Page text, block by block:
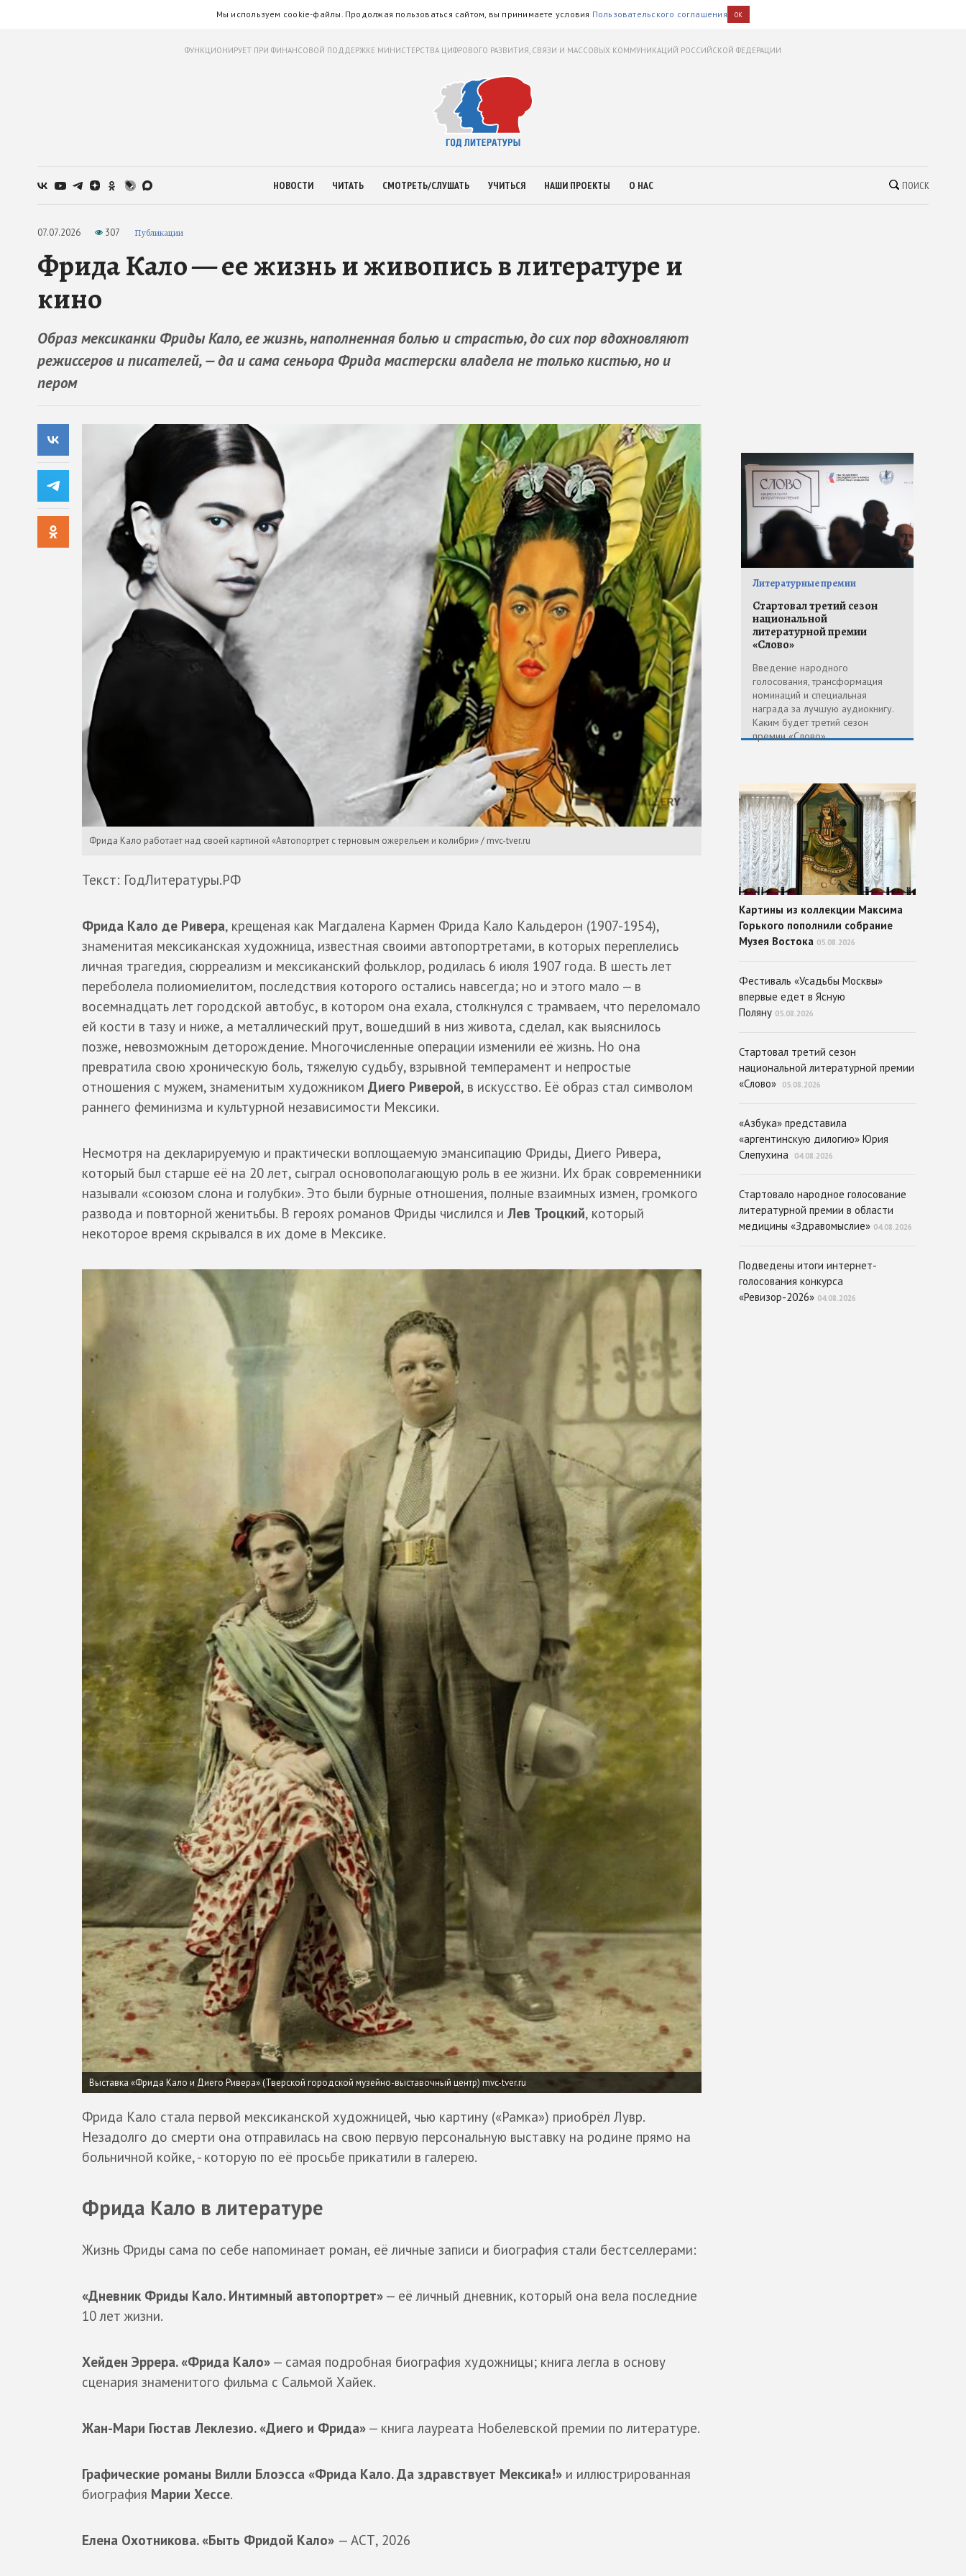
Мы используем cookie-файлы. Продолжая пользоваться сайтом, вы принимаете условия Пользовательского соглашения OK
ФУНКЦИОНИРУЕТ ПРИ ФИНАНСОВОЙ ПОДДЕРЖКЕ МИНИСТЕРСТВА ЦИФРОВОГО РАЗВИТИЯ, СВЯЗИ И МАССОВЫХ КОММУНИКАЦИЙ РОССИЙСКОЙ ФЕДЕРАЦИИ
НОВОСТИ ЧИТАТЬ СМОТРЕТЬ/СЛУШАТЬ УЧИТЬСЯ НАШИ ПРОЕКТЫ О НАС ПОИСК
07.07.2026 307 Публикации
Фрида Кало — ее жизнь и живопись в литературе и
кино
Образ мексиканки Фриды Кало, ее жизнь, наполненная болью и страстью, до сих пор вдохновляют
режиссеров и писателей, — да и сама сеньора Фрида мастерски владела не только кистью, но и
пером
Фрида Кало работает над своей картиной «Автопортрет с терновым ожерельем и колибри» / mvc-tver.ru
Текст: ГодЛитературы.РФ
Фрида Кало де Ривера, крещеная как Магдалена Кармен Фрида Кало Кальдерон (1907-1954),
знаменитая мексиканская художница, известная своими автопортретами, в которых переплелись
личная трагедия, сюрреализм и мексиканский фольклор, родилась 6 июля 1907 года. В шесть лет
переболела полиомиелитом, последствия которого остались навсегда; но и этого мало — в
восемнадцать лет городской автобус, в котором она ехала, столкнулся с трамваем, что переломало
ей кости в тазу и ниже, а металлический прут, вошедший в низ живота, сделал, как выяснилось
позже, невозможным деторождение. Многочисленные операции изменили её жизнь. Но она
превратила свою хроническую боль, тяжелую судьбу, взрывной темперамент и непростые
отношения с мужем, знаменитым художником Диего Риверой, в искусство. Её образ стал символом
раннего феминизма и культурной независимости Мексики.
Несмотря на декларируемую и практически воплощаемую эмансипацию Фриды, Диего Ривера,
который был старше её на 20 лет, сыграл основополагающую роль в ее жизни. Их брак современники
называли «союзом слона и голубки». Это были бурные отношения, полные взаимных измен, громкого
развода и повторной женитьбы. В героях романов Фриды числился и Лев Троцкий, который
некоторое время скрывался в их доме в Мексике.
Выставка «Фрида Кало и Диего Ривера» (Тверской городской музейно-выставочный центр) mvc-tver.ru
Фрида Кало стала первой мексиканской художницей, чью картину («Рамка») приобрёл Лувр.
Незадолго до смерти она отправилась на свою первую персональную выставку на родине прямо на
больничной койке, - которую по её просьбе прикатили в галерею.
Фрида Кало в литературе
Жизнь Фриды сама по себе напоминает роман, её личные записи и биография стали бестселлерами:
«Дневник Фриды Кало. Интимный автопортрет» — её личный дневник, который она вела последние
10 лет жизни.
Хейден Эррера. «Фрида Кало» — самая подробная биография художницы; книга легла в основу
сценария знаменитого фильма с Сальмой Хайек.
Жан-Мари Гюстав Леклезио. «Диего и Фрида» — книга лауреата Нобелевской премии по литературе.
Графические романы Вилли Блоэсса «Фрида Кало. Да здравствует Мексика!» и иллюстрированная
биография Марии Хессе.
Елена Охотникова. «Быть Фридой Кало» — АСТ, 2026
Литературные премии
Стартовал третий сезон
национальной
литературной премии
«Слово»
Введение народного
голосования, трансформация
номинаций и специальная
награда за лучшую аудиокнигу.
Каким будет третий сезон
премии «Слово»
Картины из коллекции Максима
Горького пополнили собрание
Музея Востока 05.08.2026
Фестиваль «Усадьбы Москвы»
впервые едет в Ясную
Поляну 05.08.2026
Стартовал третий сезон
национальной литературной премии
«Слово»
05.08.2026
«Азбука» представила
«аргентинскую дилогию» Юрия
Слепухина
04.08.2026
Стартовало народное голосование
литературной премии в области
медицины «Здравомыслие» 04.08.2026
Подведены итоги интернет-
голосования конкурса
«Ревизор-2026» 04.08.2026